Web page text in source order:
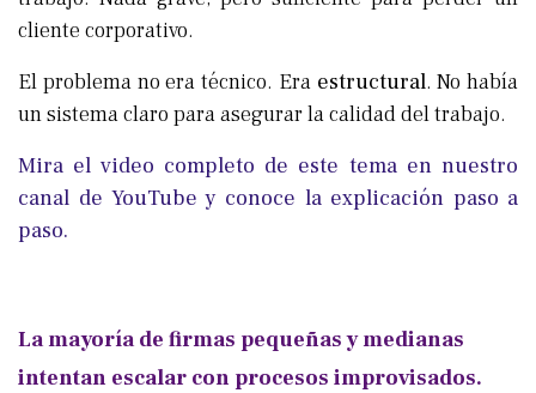
cliente corporativo.
El problema no era técnico. Era estructural. No había
un sistema claro para asegurar la calidad del trabajo.
Mira el video completo de este tema en nuestro
canal de YouTube y conoce la explicación paso a
paso.
La mayoría de firmas pequeñas y medianas
intentan escalar con procesos improvisados.